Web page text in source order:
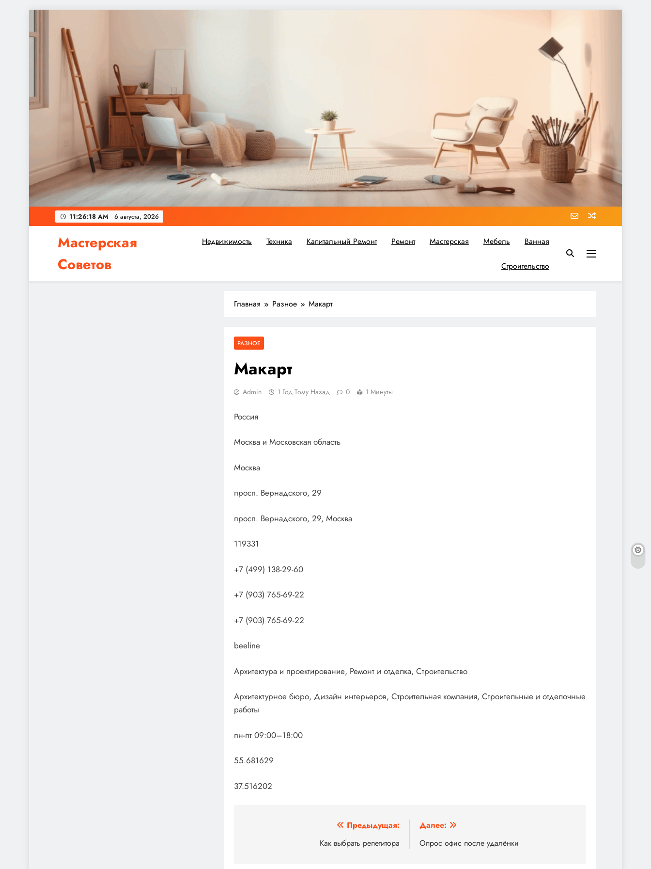
содержимому
11:26:18 AM 6 августа, 2026
Мастерская
Советов
Независимо от того, планируете ли вы небольшой ремонт или крупное строительство, в Мастерской Советов вы найдете все необходимое для реализации своих идей!
Недвижимость Техника Капитальный Ремонт Ремонт Мастерская Мебель Ванная
Строительство
Главная Разное Макарт
РАЗНОЕ
Макарт
Admin 1 Год Тому Назад 0 1 Минуты
Россия
Москва и Московская область
Москва
просп. Вернадского, 29
просп. Вернадского, 29, Москва
119331
+7 (499) 138-29-60
+7 (903) 765-69-22
+7 (903) 765-69-22
beeline
Архитектура и проектирование, Ремонт и отделка, Строительство
Архитектурное бюро, Дизайн интерьеров, Строительная компания, Строительные и отделочные
работы
пн-пт 09:00–18:00
55.681629
37.516202
Предыдущая:
Как выбрать репетитора
Далее:
Опрос офис после удалёнки